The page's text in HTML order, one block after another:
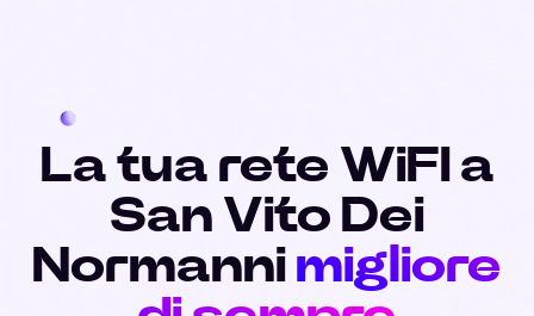
La tua rete WiFI a
San Vito Dei
Normanni migliore